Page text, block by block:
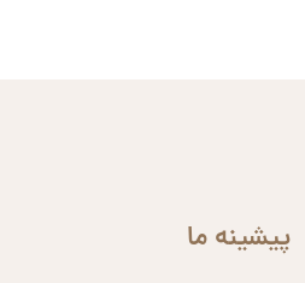
پیشینه ما